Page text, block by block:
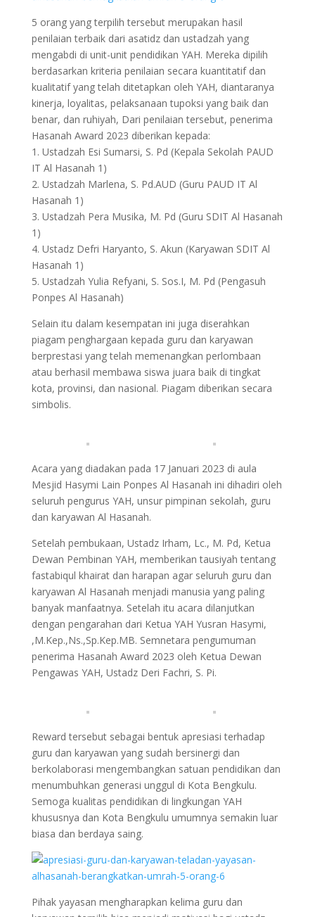
5 orang yang terpilih tersebut merupakan hasil
penilaian terbaik dari asatidz dan ustadzah yang
mengabdi di unit-unit pendidikan YAH. Mereka dipilih
berdasarkan kriteria penilaian secara kuantitatif dan
kualitatif yang telah ditetapkan oleh YAH, diantaranya
kinerja, loyalitas, pelaksanaan tupoksi yang baik dan
benar, dan ruhiyah, Dari penilaian tersebut, penerima
Hasanah Award 2023 diberikan kepada:
1. Ustadzah Esi Sumarsi, S. Pd (Kepala Sekolah PAUD
IT Al Hasanah 1)
2. Ustadzah Marlena, S. Pd.AUD (Guru PAUD IT Al
Hasanah 1)
3. Ustadzah Pera Musika, M. Pd (Guru SDIT Al Hasanah
1)
4. Ustadz Defri Haryanto, S. Akun (Karyawan SDIT Al
Hasanah 1)
5. Ustadzah Yulia Refyani, S. Sos.I, M. Pd (Pengasuh
Ponpes Al Hasanah)
Selain itu dalam kesempatan ini juga diserahkan
piagam penghargaan kepada guru dan karyawan
berprestasi yang telah memenangkan perlombaan
atau berhasil membawa siswa juara baik di tingkat
kota, provinsi, dan nasional. Piagam diberikan secara
simbolis.
Acara yang diadakan pada 17 Januari 2023 di aula
Mesjid Hasymi Lain Ponpes Al Hasanah ini dihadiri oleh
seluruh pengurus YAH, unsur pimpinan sekolah, guru
dan karyawan Al Hasanah.
Setelah pembukaan, Ustadz Irham, Lc., M. Pd, Ketua
Dewan Pembinan YAH, memberikan tausiyah tentang
fastabiqul khairat dan harapan agar seluruh guru dan
karyawan Al Hasanah menjadi manusia yang paling
banyak manfaatnya. Setelah itu acara dilanjutkan
dengan pengarahan dari Ketua YAH Yusran Hasymi,
,M.Kep.,Ns.,Sp.Kep.MB. Semnetara pengumuman
penerima Hasanah Award 2023 oleh Ketua Dewan
Pengawas YAH, Ustadz Deri Fachri, S. Pi.
Reward tersebut sebagai bentuk apresiasi terhadap
guru dan karyawan yang sudah bersinergi dan
berkolaborasi mengembangkan satuan pendidikan dan
menumbuhkan generasi unggul di Kota Bengkulu.
Semoga kualitas pendidikan di lingkungan YAH
khususnya dan Kota Bengkulu umumnya semakin luar
biasa dan berdaya saing.
Pihak yayasan mengharapkan kelima guru dan